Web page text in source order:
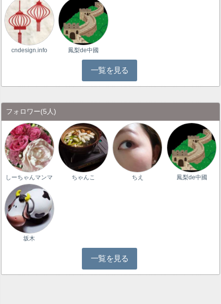
cndesign.info 鳳梨de中國
一覧を見る
フォロワー(5人)
しーちゃんマンマ ちゃんこ ちえ 鳳梨de中國
坂木
一覧を見る